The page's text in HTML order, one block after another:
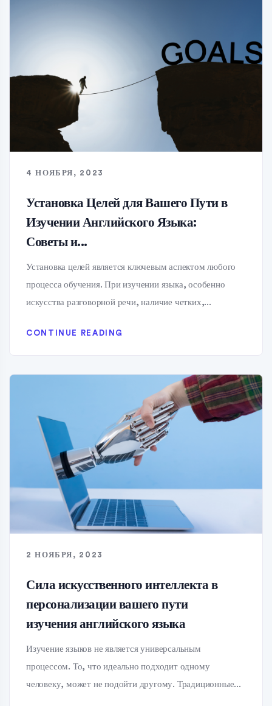
4 НОЯБРЯ, 2023
Установка Целей для Вашего Пути в
Изучении Английского Языка:
Советы и...
Установка целей является ключевым аспектом любого
процесса обучения. При изучении языка, особенно
искусства разговорной речи, наличие четких,...
CONTINUE READING
2 НОЯБРЯ, 2023
Сила искусственного интеллекта в
персонализации вашего пути
изучения английского языка
Изучение языков не является универсальным
процессом. То, что идеально подходит одному
человеку, может не подойти другому. Традиционные...